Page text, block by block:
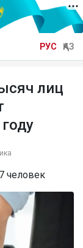
РУС ҚАЗ
лиц
человек